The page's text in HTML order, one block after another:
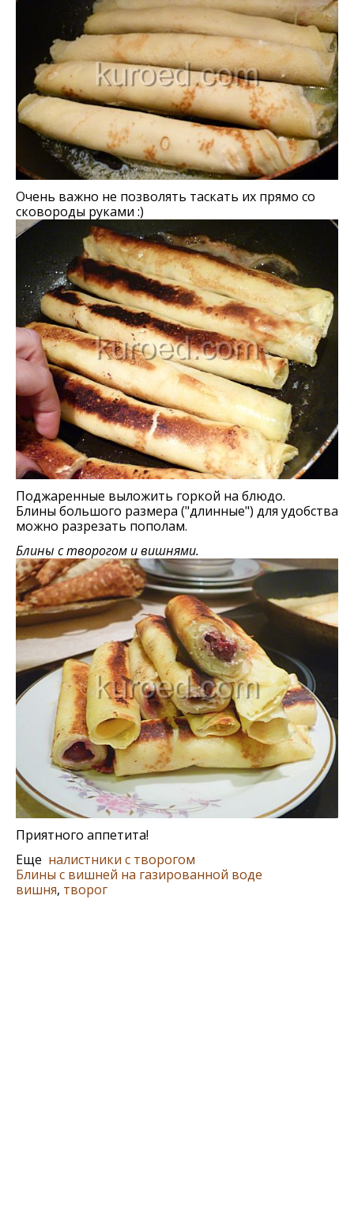
Очень важно не позволять таскать их прямо со
сковороды руками :)
Поджаренные выложить горкой на блюдо.
Блины большого размера ("длинные") для удобства
можно разрезать пополам.
Блины с творогом и вишнями.
Приятного аппетита!
Еще налистники с творогом
Блины с вишней на газированной воде
вишня, творог